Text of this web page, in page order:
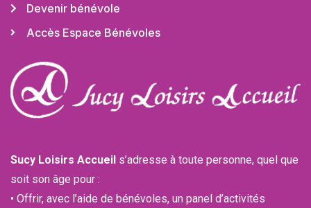
Devenir bénévole
Accès Espace Bénévoles
Sucy Loisirs Accueil s’adresse à toute personne, quel que
soit son âge pour :
• Offrir, avec l’aide de bénévoles, un panel d’activités